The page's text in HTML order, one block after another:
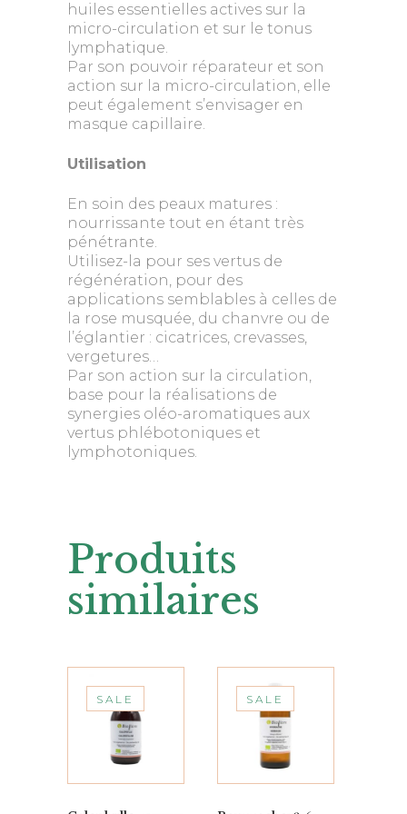
huiles essentielles actives sur la
micro-circulation et sur le tonus
lymphatique.
Par son pouvoir réparateur et son
action sur la micro-circulation, elle
peut également s’envisager en
masque capillaire.
Utilisation
En soin des peaux matures :
nourrissante tout en étant très
pénétrante.
Utilisez-la pour ses vertus de
régénération, pour des
applications semblables à celles de
la rose musquée, du chanvre ou de
l’églantier : cicatrices, crevasses,
vergetures…
Par son action sur la circulation,
base pour la réalisations de
synergies oléo-aromatiques aux
vertus phlébotoniques et
lymphotoniques.
Produits
similaires
SALE SALE